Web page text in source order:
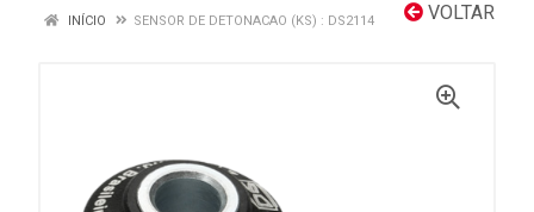
VOLTAR
INÍCIO SENSOR DE DETONACAO (KS) : DS2114